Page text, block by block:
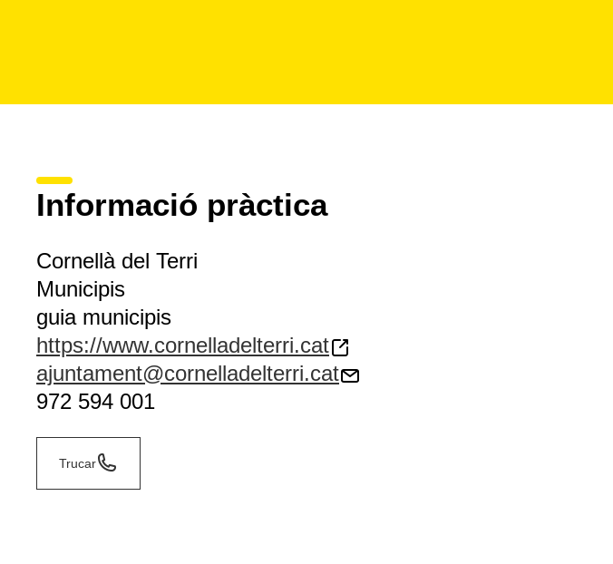
Informació pràctica
Cornellà del Terri
Municipis
guia municipis
https://www.cornelladelterri.cat
ajuntament@cornelladelterri.cat
972 594 001
Trucar